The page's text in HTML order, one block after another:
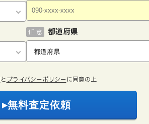
都道府県
任 意
と プライバシーポリシー に同意の上